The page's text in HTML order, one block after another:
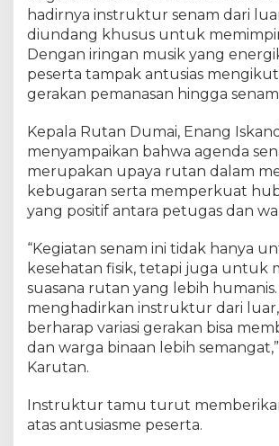
e
r
s
a
i
R
u
t
a
D
u
m
a
hadirnya instruktur senam dari
diundang khusus untuk
Dengan iringan musik yang
peserta tampak antusias
gerakan pemanasan hingga
Kepala Rutan Dumai, Enang
menyampaikan bahwa agenda
merupakan upaya rutan dalam
kebugaran serta memperkuat
yang positif antara petugas dan
“Kegiatan senam ini tidak hanya
kesehatan fisik, tetapi juga untuk
suasana rutan yang lebih
menghadirkan instruktur dari
berharap variasi gerakan bisa
dan warga binaan lebih
Karutan.
Instruktur tamu turut
atas antusiasme peserta.